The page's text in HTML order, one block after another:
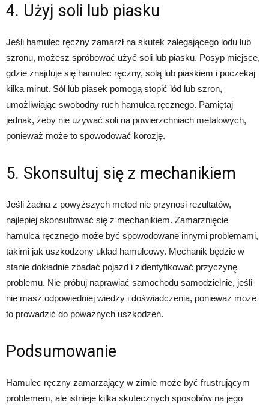
4. Użyj soli lub piasku
Jeśli hamulec ręczny zamarzł na skutek zalegającego lodu lub
szronu, możesz spróbować użyć soli lub piasku. Posyp miejsce,
gdzie znajduje się hamulec ręczny, solą lub piaskiem i poczekaj
kilka minut. Sól lub piasek pomogą stopić lód lub szron,
umożliwiając swobodny ruch hamulca ręcznego. Pamiętaj
jednak, żeby nie używać soli na powierzchniach metalowych,
ponieważ może to spowodować korozję.
5. Skonsultuj się z mechanikiem
Jeśli żadna z powyższych metod nie przynosi rezultatów,
najlepiej skonsultować się z mechanikiem. Zamarznięcie
hamulca ręcznego może być spowodowane innymi problemami,
takimi jak uszkodzony układ hamulcowy. Mechanik będzie w
stanie dokładnie zbadać pojazd i zidentyfikować przyczynę
problemu. Nie próbuj naprawiać samochodu samodzielnie, jeśli
nie masz odpowiedniej wiedzy i doświadczenia, ponieważ może
to prowadzić do poważnych uszkodzeń.
Podsumowanie
Hamulec ręczny zamarzający w zimie może być frustrującym
problemem, ale istnieje kilka skutecznych sposobów na jego